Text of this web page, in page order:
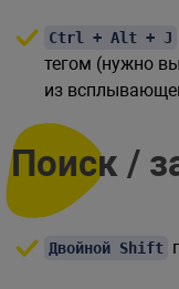
Ctrl + Alt + J
тегом (нужно
из
Поиск /
Двойной Shift